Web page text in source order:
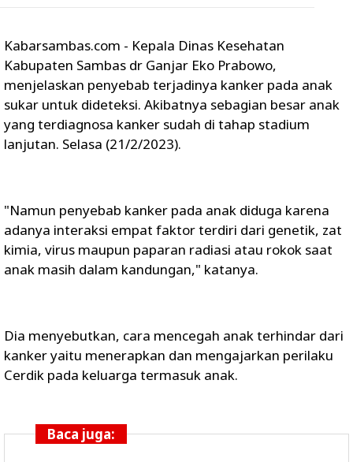
Kabarsambas.com - Kepala Dinas Kesehatan
Kabupaten Sambas dr Ganjar Eko Prabowo,
menjelaskan penyebab terjadinya kanker pada anak
sukar untuk dideteksi. Akibatnya sebagian besar anak
yang terdiagnosa kanker sudah di tahap stadium
lanjutan. Selasa (21/2/2023).
"Namun penyebab kanker pada anak diduga karena
adanya interaksi empat faktor terdiri dari genetik, zat
kimia, virus maupun paparan radiasi atau rokok saat
anak masih dalam kandungan," katanya.
Dia menyebutkan, cara mencegah anak terhindar dari
kanker yaitu menerapkan dan mengajarkan perilaku
Cerdik pada keluarga termasuk anak.
Baca juga: